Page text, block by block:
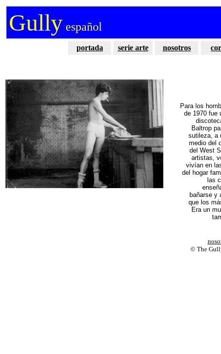
Gully español
portada serie arte nosotros
Para los
de 1970 fue
Baltrop
sutileza, a
medio del
del West
artistas,
vivían en
del hogar
las
bañarse y
que los
Era un
© The